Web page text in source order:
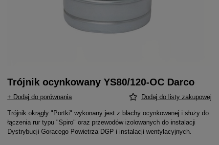
Trójnik ocynkowany YS80/120-OC Darco
+ Dodaj do porównania Dodaj do listy zakupowej
Trójnik okrągły "Portki" wykonany jest z blachy ocynkowanej i służy do
łączenia rur typu "Spiro" oraz przewodów izolowanych do instalacji
Dystrybucji Gorącego Powietrza DGP i instalacji wentylacyjnych.